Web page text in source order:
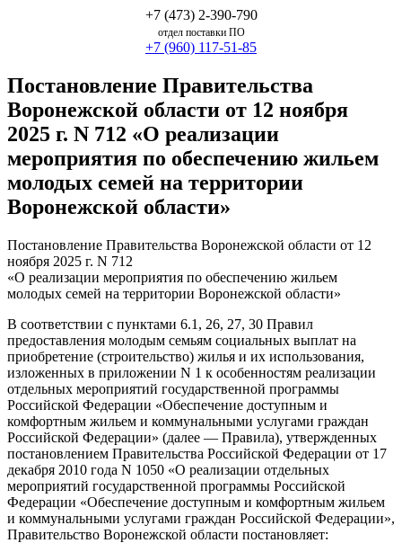
+7 (473) 2-390-790
отдел поставки ПО
+7 (960) 117-51-85
Постановление Правительства
Воронежской области от 12 ноября
2025 г. N 712 «О реализации
мероприятия по обеспечению жильем
молодых семей на территории
Воронежской области»
Постановление Правительства Воронежской области от 12
ноября 2025 г. N 712
«О реализации мероприятия по обеспечению жильем
молодых семей на территории Воронежской области»
В соответствии с пунктами 6.1, 26, 27, 30 Правил
предоставления молодым семьям социальных выплат на
приобретение (строительство) жилья и их использования,
изложенных в приложении N 1 к особенностям реализации
отдельных мероприятий государственной программы
Российской Федерации «Обеспечение доступным и
комфортным жильем и коммунальными услугами граждан
Российской Федерации» (далее — Правила), утвержденных
постановлением Правительства Российской Федерации от 17
декабря 2010 года N 1050 «О реализации отдельных
мероприятий государственной программы Российской
Федерации «Обеспечение доступным и комфортным жильем
и коммунальными услугами граждан Российской Федерации»,
Правительство Воронежской области постановляет: